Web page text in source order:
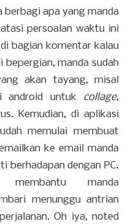
berbagi apa yang manda
persoalan waktu ini
bagian komentar kalau
manda sudah
akan tayang, misal
android untuk collage,
Kemudian, di aplikasi
memulai membuat
ke email manda
berhadapan dengan PC.
manda
menunggu antrian
Oh iya, noted